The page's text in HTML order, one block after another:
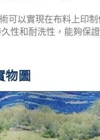
可以實現在布料上印
性和耐洗性，能夠保